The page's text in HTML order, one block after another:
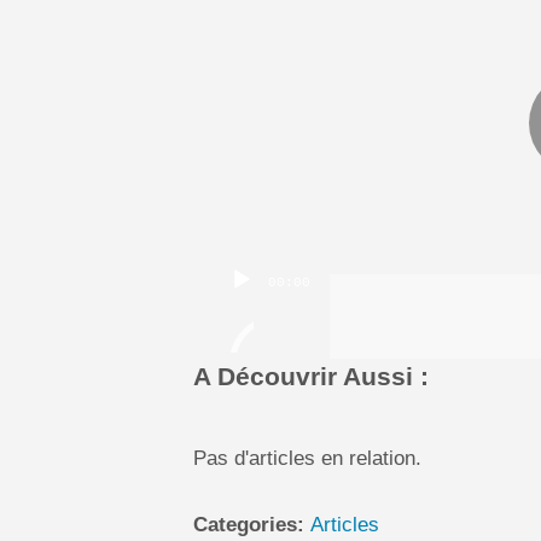
A Découvrir Aussi :
Pas d'articles en relation.
Categories: Articles